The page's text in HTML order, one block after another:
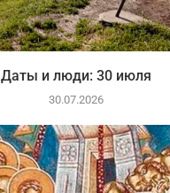
Даты и люди: 30 июля
30.07.2026